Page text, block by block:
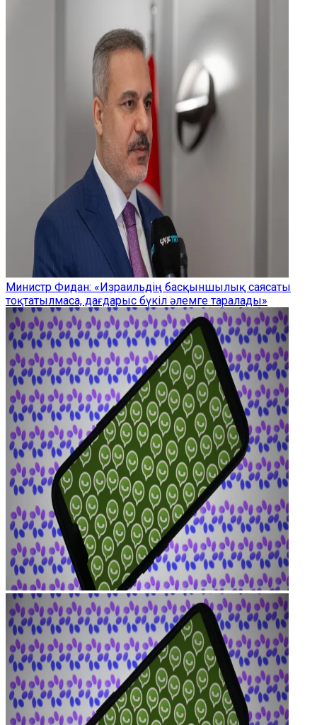
Министр Фидан: «Израильдің басқыншылық саясаты
тоқтатылмаса, дағдарыс бүкіл әлемге таралады»